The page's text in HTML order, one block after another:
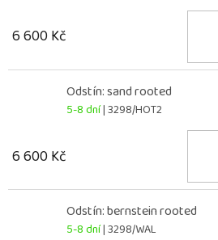
6 600 Kč
Odstín: sand rooted
5-8 dní| 3298/HOT2
6 600 Kč
Odstín: bernstein rooted
5-8 dní| 3298/WAL